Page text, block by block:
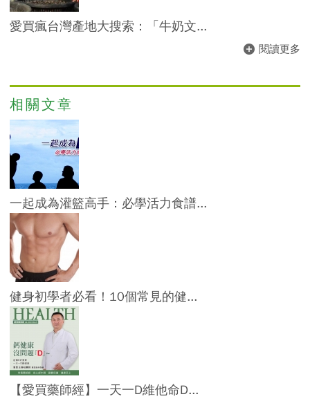
愛買瘋台灣產地大搜索：「牛奶文...
閱讀更多
相關文章
一起成為灌籃高手：必學活力食譜...
健身初學者必看！10個常見的健...
【愛買藥師經】一天一D維他命D...